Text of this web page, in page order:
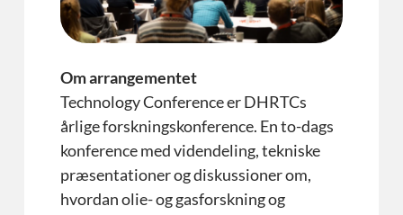
Om arrangementet
Technology Conference er DHRTCs
årlige forskningskonference. En to-dags
konference med videndeling, tekniske
præsentationer og diskussioner om,
hvordan olie- og gasforskning og